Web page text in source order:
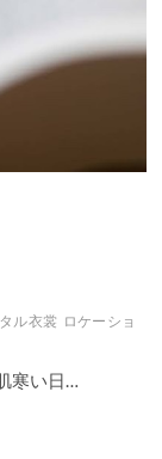
ル衣裳 ロケーショ
寒い日…